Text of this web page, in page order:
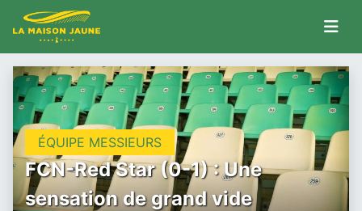
ÉQUIPE MESSIEURS
FCN-Red Star (0-1) : Une
sensation de grand vide